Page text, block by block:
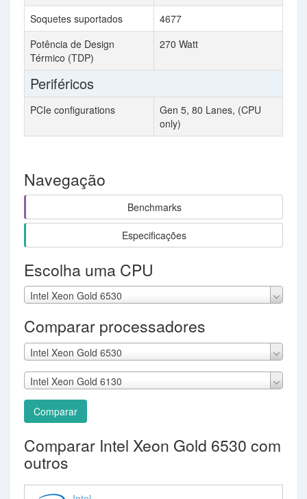
Soquetes suportados
4677
Potência de Design
Térmico (TDP)
270 Watt
Periféricos
PCIe configurations
Gen 5, 80 Lanes, (CPU
only)
Navegação
Benchmarks
Especificações
Escolha uma CPU
Intel Xeon Gold 6530
Comparar processadores
Intel Xeon Gold 6530
Intel Xeon Gold 6130
Comparar
Comparar Intel Xeon Gold 6530 com
outros